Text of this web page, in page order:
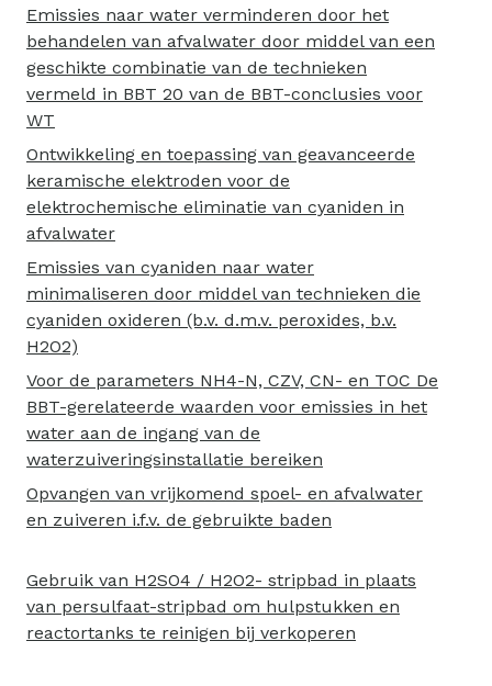
Emissies naar water verminderen door het
behandelen van afvalwater door middel van een
geschikte combinatie van de technieken
vermeld in BBT 20 van de BBT-conclusies voor
WT
Ontwikkeling en toepassing van geavanceerde
keramische elektroden voor de
elektrochemische eliminatie van cyaniden in
afvalwater
Emissies van cyaniden naar water
minimaliseren door middel van technieken die
cyaniden oxideren (b.v. d.m.v. peroxides, b.v.
H2O2)
Voor de parameters NH4-N, CZV, CN- en TOC De
BBT-gerelateerde waarden voor emissies in het
water aan de ingang van de
waterzuiveringsinstallatie bereiken
Opvangen van vrijkomend spoel- en afvalwater
en zuiveren i.f.v. de gebruikte baden
Gebruik van H2SO4 / H2O2- stripbad in plaats
van persulfaat-stripbad om hulpstukken en
reactortanks te reinigen bij verkoperen